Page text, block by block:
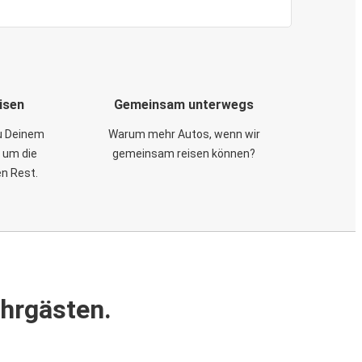
Deinem
die
Rest.
Gemeinsam unterwegs
Warum mehr Autos, wenn wir
gemeinsam reisen können?